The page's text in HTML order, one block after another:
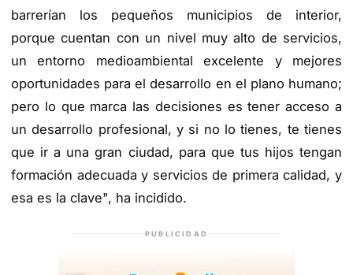
barrerían los pequeños municipios de interior,
porque cuentan con un nivel muy alto de servicios,
un entorno medioambiental excelente y mejores
oportunidades para el desarrollo en el plano humano;
pero lo que marca las decisiones es tener acceso a
un desarrollo profesional, y si no lo tienes, te tienes
que ir a una gran ciudad, para que tus hijos tengan
formación adecuada y servicios de primera calidad, y
esa es la clave", ha incidido.
PUBLICIDAD